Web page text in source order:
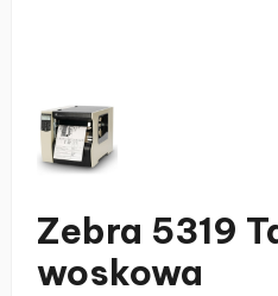
Zebra 5319
woskowa